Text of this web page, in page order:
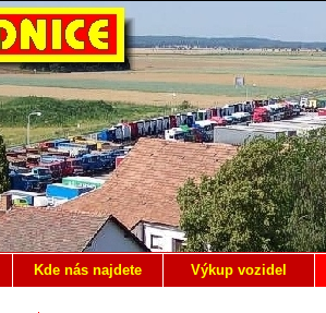
Kde nás najdete Výkup vozidel